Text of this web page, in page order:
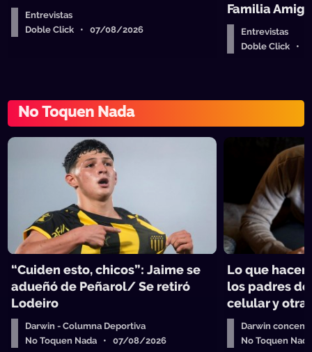
Entrevistas
Doble Click • 07/08/2026
Familia
Entrevistas
Doble Click •
No Toquen Nada
“Cuiden esto, chicos”: Jaime se
adueñó de Peñarol/ Se retiró
Lodeiro
Darwin - Columna Deportiva
No Toquen Nada • 07/08/2026
Lo que
los padres
celular y
Darwin
No Toquen